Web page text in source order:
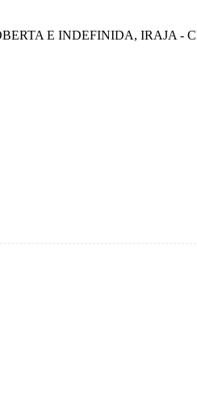
E INDEFINIDA, IRAJA -